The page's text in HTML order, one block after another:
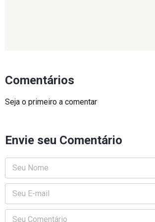
Comentários
Seja o primeiro a comentar
Envie seu Comentário